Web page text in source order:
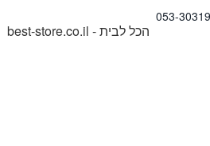
best-store.co.il - הכל לבית